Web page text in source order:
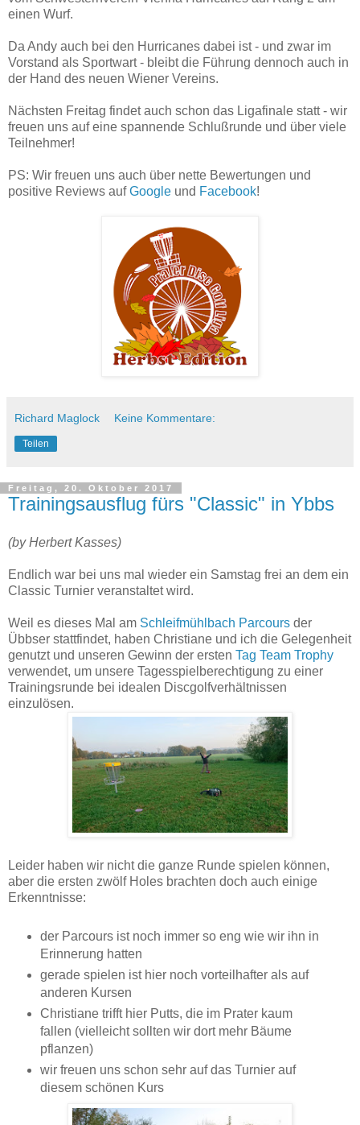
einen Wurf.
Da Andy auch bei den Hurricanes dabei ist - und zwar im
Vorstand als Sportwart - bleibt die Führung dennoch auch in
der Hand des neuen Wiener Vereins.
Nächsten Freitag findet auch schon das Ligafinale statt - wir
freuen uns auf eine spannende Schlußrunde und über viele
Teilnehmer!
PS: Wir freuen uns auch über nette Bewertungen und
positive Reviews aufGoogle und Facebook!
Richard Maglock Keine Kommentare:
Teilen
Freitag, 20. Oktober 2017
Trainingsausflug fürs "Classic" in Ybbs
(by Herbert Kasses)
Endlich war bei uns mal wieder ein Samstag frei an dem ein
Classic Turnier veranstaltet wird.
Weil es dieses Mal am Schleifmühlbach Parcours der
Übbser stattfindet, haben Christiane und ich die Gelegenheit
genutzt und unseren Gewinn der ersten Tag Team Trophy
verwendet, um unsere Tagesspielberechtigung zu einer
Trainingsrunde bei idealen Discgolfverhältnissen
einzulösen.
Leider haben wir nicht die ganze Runde spielen können,
aber die ersten zwölf Holes brachten doch auch einige
Erkenntnisse:
der Parcours ist noch immer so eng wie wir ihn in
Erinnerung hatten
gerade spielen ist hier noch vorteilhafter als auf
anderen Kursen
Christiane trifft hier Putts, die im Prater kaum
fallen (vielleicht sollten wir dort mehr Bäume
pflanzen)
wir freuen uns schon sehr auf das Turnier auf
diesem schönen Kurs